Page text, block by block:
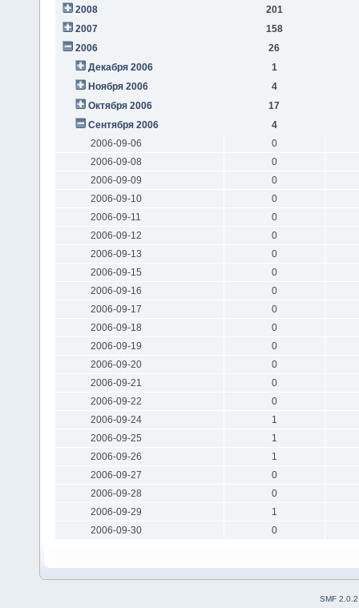
2008
201
2007
158
2006
26
Декабря 2006
1
Ноября 2006
4
Октября 2006
17
Сентября 2006
4
2006-09-06
0
2006-09-08
0
2006-09-09
0
2006-09-10
0
2006-09-11
0
2006-09-12
0
2006-09-13
0
2006-09-15
0
2006-09-16
0
2006-09-17
0
2006-09-18
0
2006-09-19
0
2006-09-20
0
2006-09-21
0
2006-09-22
0
2006-09-24
1
2006-09-25
1
2006-09-26
1
2006-09-27
0
2006-09-28
0
2006-09-29
1
2006-09-30
0
SMF 2.0.2